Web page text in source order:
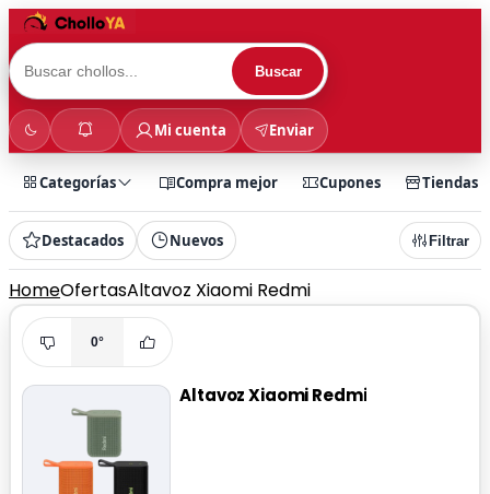
Buscar
Mi cuenta Enviar
Categorías Compra mejor Cupones Tiendas
Destacados Nuevos Filtrar
HomeOfertasAltavoz Xiaomi Redmi
0°
Altavoz Xiaomi Redmi